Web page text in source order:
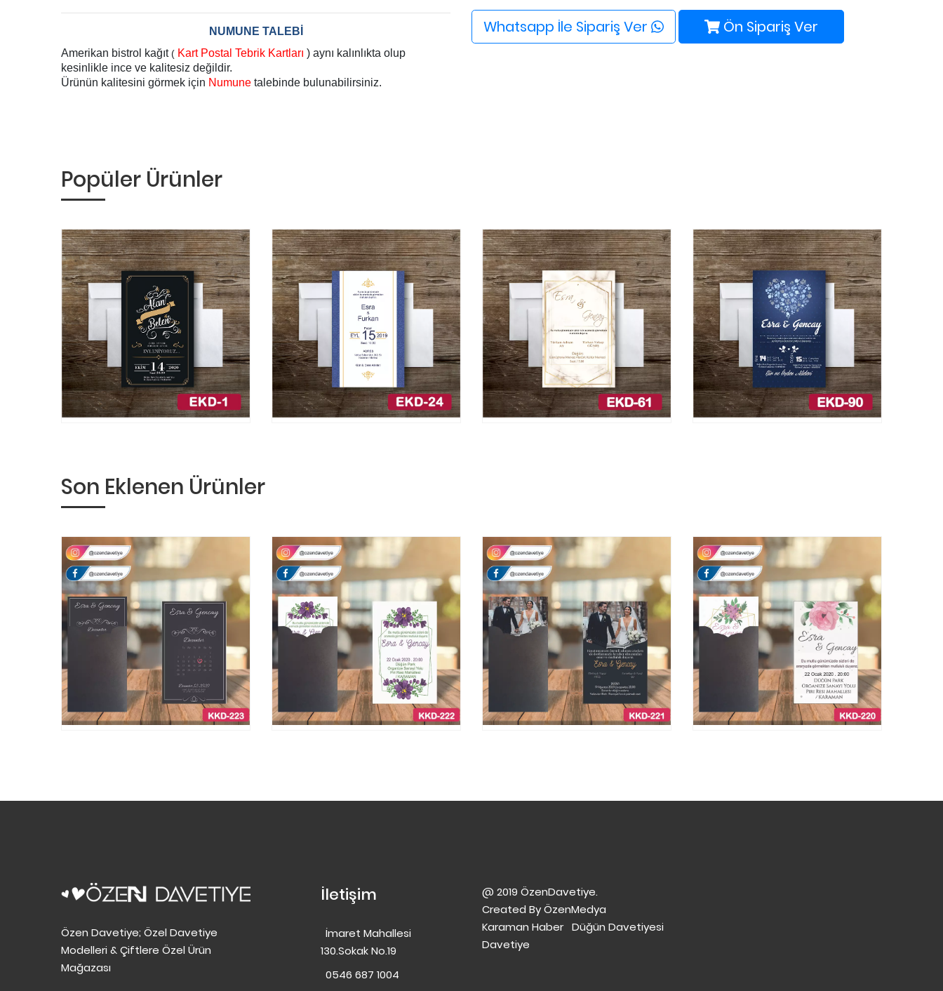
NUMUNE TALEBİ
Amerikan bistrol kağıt( Kart Postal Tebrik Kartları ) aynı kalınlıkta olup
kesinlikle ince ve kalitesiz değildir.
Ürünün kalitesini görmek için Numune talebinde bulunabilirsiniz.
Whatsapp İle Sipariş Ver Ön Sipariş Ver
Popüler Ürünler
Son Eklenen Ürünler
Özen Davetiye; Özel Davetiye
Modelleri & Çiftlere Özel Ürün
Mağazası
İletişim
İmaret Mahallesi
130.Sokak No.19
0546 687 1004
@ 2019 ÖzenDavetiye.
Created ByÖzenMedya
Karaman Haber Düğün Davetiyesi
Davetiye